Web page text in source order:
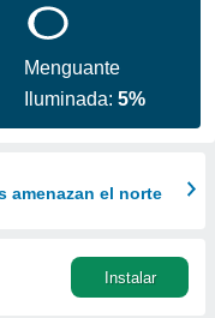
Menguante
Iluminada:5%
amenazan el norte
Instalar